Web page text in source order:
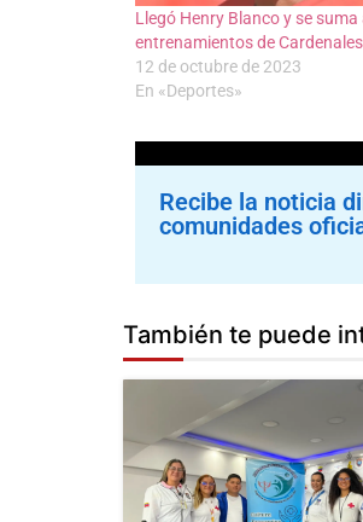
Llegó Henry Blanco y se suma
entrenamientos de
12 de octubre de 2023
En «Deportes»
Recibe la noticia
comunidades
También te puede